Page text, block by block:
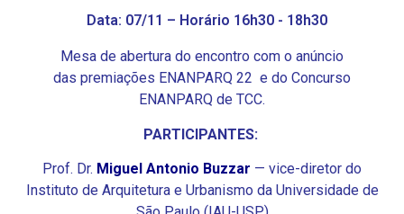
Data: 07/11 – Horário 16h30 - 18h30
Mesa de abertura do encontro com o anúncio
das premiações ENANPARQ 22 e do Concurso
ENANPARQ de TCC.
PARTICIPANTES:
Prof. Dr. Miguel Antonio Buzzar — vice-diretor do
Instituto de Arquitetura e Urbanismo da Universidade de